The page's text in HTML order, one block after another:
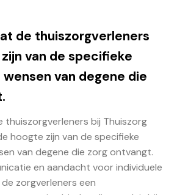
de thuiszorgverleners
van de specifieke
van degene die
thuiszorgverleners bij Thuiszorg
hoogte zijn van de specifieke
van degene die zorg ontvangt.
en aandacht voor individuele
zorgverleners een